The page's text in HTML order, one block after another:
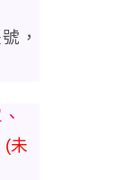
，
、
(未